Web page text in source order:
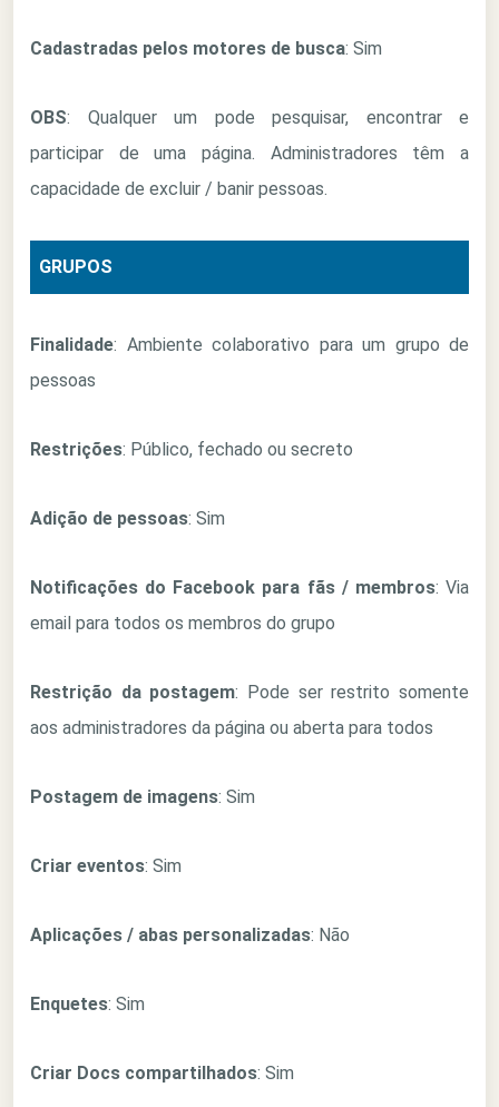
Cadastradas pelos motores de busca: Sim
OBS: Qualquer um pode pesquisar, encontrar e
participar de uma página. Administradores têm a
capacidade de excluir / banir pessoas.
GRUPOS
Finalidade: Ambiente colaborativo para um grupo de
pessoas
Restrições: Público, fechado ou secreto
Adição de pessoas: Sim
Notificações do Facebook para fãs / membros: Via
email para todos os membros do grupo
Restrição da postagem: Pode ser restrito somente
aos administradores da página ou aberta para todos
Postagem de imagens: Sim
Criar eventos: Sim
Aplicações / abas personalizadas: Não
Enquetes: Sim
Criar Docs compartilhados: Sim